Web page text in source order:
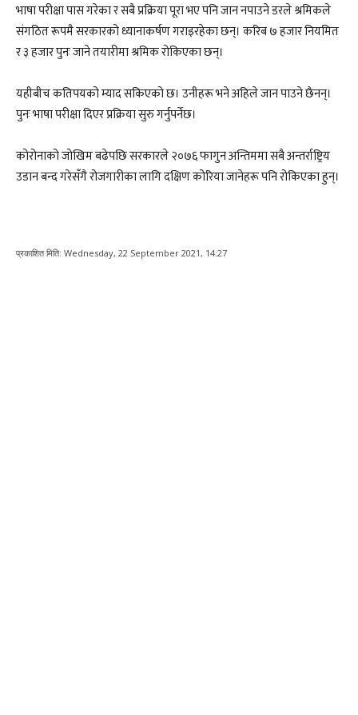
भाषा परीक्षा पास गरेका र सबै प्रक्रिया पूरा भए पनि जान नपाउने डरले श्रमिकले
संगठित रूपमै सरकारको ध्यानाकर्षण गराइरहेका छन्। करिब ७ हजार नियमित
र ३ हजार पुनः जाने तयारीमा श्रमिक रोकिएका छन्।
यहीबीच कतिपयको म्याद सकिएको छ। उनीहरू भने अहिले जान पाउने छैनन्।
पुनः भाषा परीक्षा दिएर प्रक्रिया सुरु गर्नुपर्नेछ।
कोरोनाको जोखिम बढेपछि सरकारले २०७६ फागुन अन्तिममा सबै अन्तर्राष्ट्रिय
उडान बन्द गरेसँगै रोजगारीका लागि दक्षिण कोरिया जानेहरू पनि रोकिएका हुन्।
प्रकाशित मिति: Wednesday, 22 September 2021, 14:27